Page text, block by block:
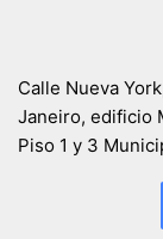
Calle Nueva
Janeiro, edificio
Piso 1 y 3